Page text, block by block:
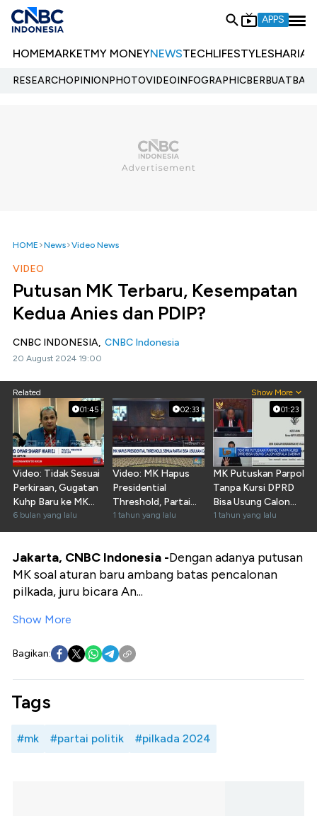
APPS
HOMEMARKETMY MONEYNEWSTECHLIFESTYLESHARIA
RESEARCHOPINIONPHOTOVIDEOINFOGRAPHIC
HOME News Video News
VIDEO
Putusan MK Terbaru, Kesempatan
Kedua Anies dan PDIP?
CNBC INDONESIA, CNBC Indonesia
20 August 2024 19:00
Related Show More
01:45
Video: Tidak Sesuai
Perkiraan, Gugatan
Kuhp Baru ke MK
Masih Sedikit
6 bulan yang lalu
02:33
Video: MK Hapus
Presidential
Threshold, Partai
Bisa Usulkan Capres
1 tahun yang lalu
01:23
MK Putuskan Parpol
Tanpa Kursi DPRD
Bisa Usung Calon
Kepala Daerah
1 tahun yang lalu
Jakarta, CNBC Indonesia -Dengan adanya putusan
MK soal aturan baru ambang batas pencalonan
pilkada, juru bicara An...
Show More
Bagikan:
Tags
#mk #partai politik #pilkada 2024